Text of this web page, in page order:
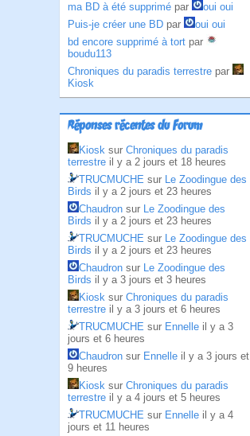
ma BD à été supprimé par
oui oui
Puis-je créer une BD par
oui oui
bd encore supprimé à tort par
boudu113
Chroniques du paradis terrestre par
Kiosk
Réponses récentes du Forum
Kiosk sur Chroniques du paradis
terrestre il y a 2 jours et 18 heures
TRUCMUCHE sur Le Zoodingue des
Birds il y a 2 jours et 23 heures
Chaudron sur Le Zoodingue des
Birds il y a 2 jours et 23 heures
TRUCMUCHE sur Le Zoodingue des
Birds il y a 2 jours et 23 heures
Chaudron sur Le Zoodingue des
Birds il y a 3 jours et 3 heures
Kiosk sur Chroniques du paradis
terrestre il y a 3 jours et 6 heures
TRUCMUCHE sur Ennelle il y a 3
jours et 6 heures
Chaudron sur Ennelle il y a 3 jours et
9 heures
Kiosk sur Chroniques du paradis
terrestre il y a 4 jours et 5 heures
TRUCMUCHE sur Ennelle il y a 4
jours et 11 heures